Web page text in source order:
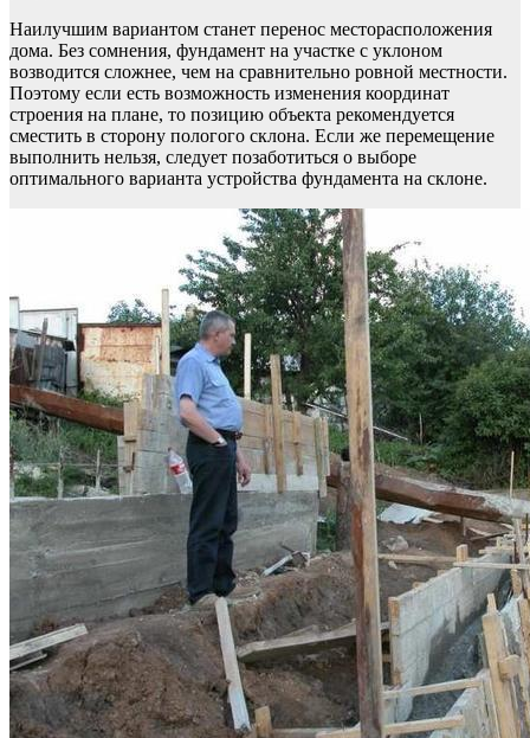
Наилучшим вариантом станет перенос месторасположения
дома. Без сомнения, фундамент на участке с уклоном
возводится сложнее, чем на сравнительно ровной местности.
Поэтому если есть возможность изменения координат
строения на плане, то позицию объекта рекомендуется
сместить в сторону пологого склона. Если же перемещение
выполнить нельзя, следует позаботиться о выборе
оптимального варианта устройства фундамента на склоне.